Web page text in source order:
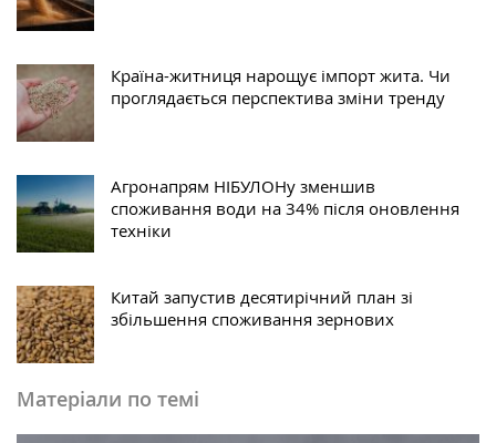
Країна-житниця нарощує імпорт жита. Чи
проглядається перспектива зміни тренду
Агронапрям НІБУЛОНу зменшив
споживання води на 34% після оновлення
техніки
Китай запустив десятирічний план зі
збільшення споживання зернових
Матеріали по темі